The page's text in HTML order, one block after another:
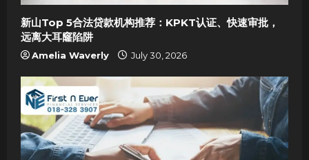
新山Top 5合法贷款机构推荐：KPKT认证、快速审批，
远离大耳窿陷阱
Amelia Waverly July 30, 2026